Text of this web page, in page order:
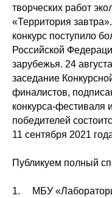
творческих работ
«Территория
конкурс поступило
Российской
зарубежья. 24
заседание
финалистов,
конкурса-фестиваля
победителей
11 сентября 2021
Публикуем полный
1. МБУ